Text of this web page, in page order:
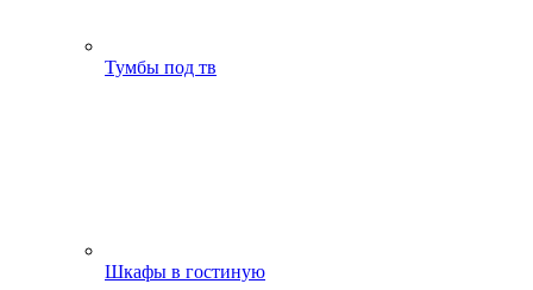
Тумбы под тв
Шкафы в гостиную